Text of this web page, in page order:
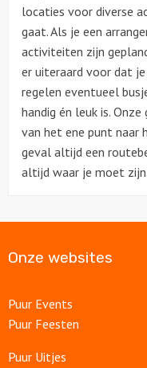
locaties voor diverse
gaat. Als je een
activiteiten zijn
er uiteraard voor dat
regelen eventueel
handig én leuk is.
van het ene punt naar
geval altijd een
altijd waar je moet zijn.
Onze websites
Puur Events
Puur Feesten
Puur Uitjes